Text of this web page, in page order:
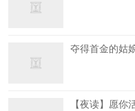
夺得首金的姑
【夜读】愿